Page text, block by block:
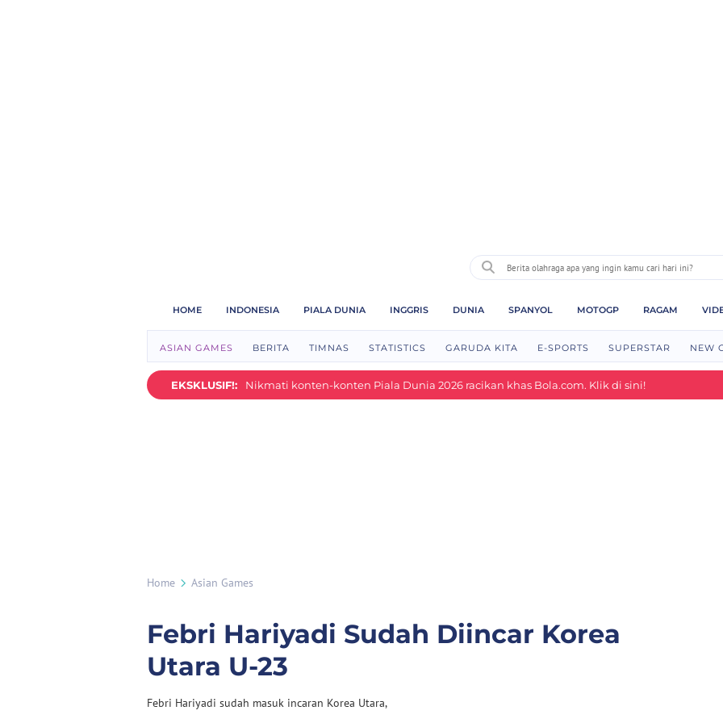
HOME INDONESIA PIALA DUNIA INGGRIS DUNIA SPANYOL MOTOGP RAGAM
ASIAN GAMES BERITA TIMNAS STATISTICS GARUDA KITA E-SPORTS SUPERSTAR NEW
EKSKLUSIF!: Nikmati konten-konten Piala Dunia 2026 racikan khas Bola.com. Klik di sini!
Home Asian Games
Febri Hariyadi Sudah Diincar Korea
Utara U-23
Febri Hariyadi sudah masuk incaran Korea Utara,